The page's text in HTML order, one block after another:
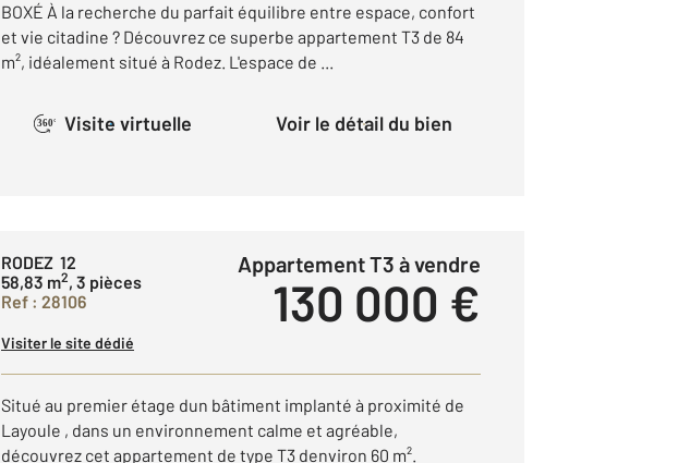
BOXÉ À la recherche du parfait équilibre entre espace, confort
et vie citadine ? Découvrez ce superbe appartement T3 de 84
m², idéalement situé à Rodez. L'espace de ...
360° Visite virtuelle Voir le détail du bien
RODEZ 12
58,83 m2, 3 pièces
Ref : 28106
Appartement T3 à vendre
130 000 €
Visiter le site dédié
Situé au premier étage dun bâtiment implanté à proximité de
Layoule , dans un environnement calme et agréable,
découvrez cet appartement de type T3 denviron 60 m².